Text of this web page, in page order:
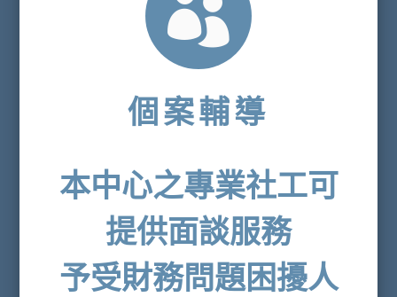

個案輔導
本中心之專業社工可
提供面談服務
予受財務問題困擾人